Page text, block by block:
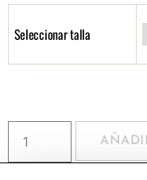
Seleccionar talla